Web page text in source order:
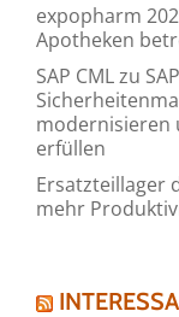
expopharm
Apotheken
SAP CML zu
modernisieren
erfüllen
Ersatzteillager
mehr